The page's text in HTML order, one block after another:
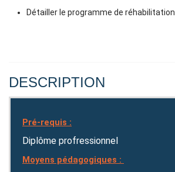
Détailler le programme de
DESCRIPTION
Pré-requis :
Diplôme profressionnel
Moyens pédagogiques :